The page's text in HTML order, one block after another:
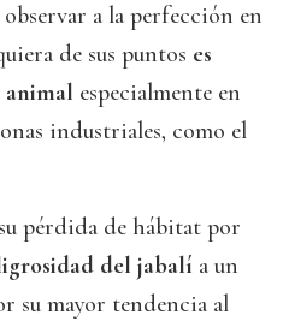
a la perfección en
de sus puntos es
animal especialmente en
industriales, como el
pérdida de hábitat por
del jabalí a un
su mayor tendencia al